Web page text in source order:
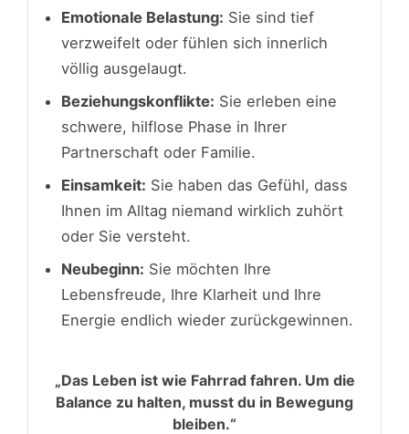
Emotionale Belastung: Sie sind tief
verzweifelt oder fühlen sich innerlich
völlig ausgelaugt.
Beziehungskonflikte: Sie erleben eine
schwere, hilflose Phase in Ihrer
Partnerschaft oder Familie.
Einsamkeit: Sie haben das Gefühl, dass
Ihnen im Alltag niemand wirklich zuhört
oder Sie versteht.
Neubeginn: Sie möchten Ihre
Lebensfreude, Ihre Klarheit und Ihre
Energie endlich wieder zurückgewinnen.
„Das Leben ist wie Fahrrad fahren. Um die
Balance zu halten, musst du in Bewegung
bleiben.“